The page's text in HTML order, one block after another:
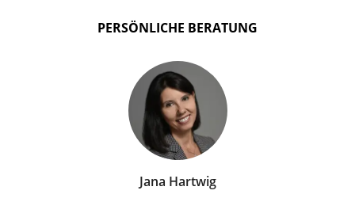
PERSÖNLICHE BERATUNG
Jana Hartwig